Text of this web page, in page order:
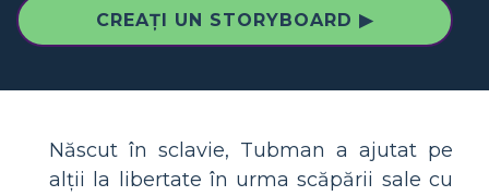
CREAȚI UN STORYBOARD ▶
Născut în sclavie, Tubman a ajutat pe
alții la libertate în urma scăpării sale cu